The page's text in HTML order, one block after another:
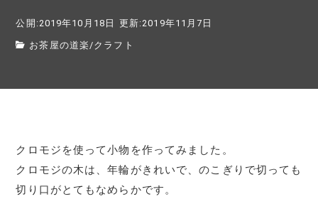
公開:2019年10月18日 更新:2019年11月7日
お茶屋の道楽 /クラフト
クロモジを使って小物を作ってみました。
クロモジの木は、年輪がきれいで、のこぎりで切っても
切り口がとてもなめらかです。